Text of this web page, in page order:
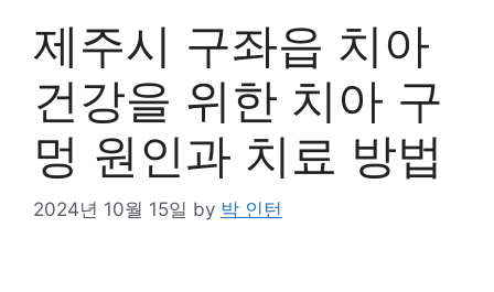
제주시 구좌읍 치아
건강을 위한 치아 구
멍 원인과 치료 방법
2024년 10월 15일 by 박 인턴